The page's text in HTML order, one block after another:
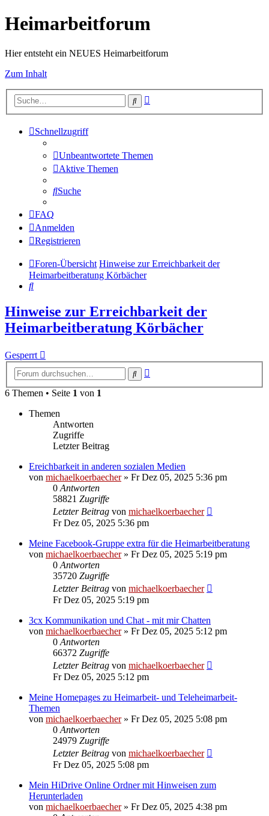
Heimarbeitforum
Hier entsteht ein NEUES Heimarbeitforum
Zum Inhalt
Suche
Schnellzugriff
Unbeantwortete Themen
Aktive Themen
Suche
FAQ
Anmelden
Registrieren
Foren-Übersicht Hinweise zur Erreichbarkeit der
Heimarbeitberatung Körbächer
Suche
Hinweise zur Erreichbarkeit der
Heimarbeitberatung Körbächer
Gesperrt
Suche
6 Themen • Seite 1 von 1
Themen
Antworten
Zugriffe
Letzter Beitrag
Ereichbarkeit in anderen sozialen Medien
von michaelkoerbaecher» Fr Dez 05, 2025 5:36 pm
0 Antworten
58821 Zugriffe
Letzter Beitrag von michaelkoerbaecher
Fr Dez 05, 2025 5:36 pm
Meine Facebook-Gruppe extra für die Heimarbeitberatung
von michaelkoerbaecher» Fr Dez 05, 2025 5:19 pm
0 Antworten
35720 Zugriffe
Letzter Beitrag von michaelkoerbaecher
Fr Dez 05, 2025 5:19 pm
3cx Kommunikation und Chat - mit mir Chatten
von michaelkoerbaecher» Fr Dez 05, 2025 5:12 pm
0 Antworten
66372 Zugriffe
Letzter Beitrag von michaelkoerbaecher
Fr Dez 05, 2025 5:12 pm
Meine Homepages zu Heimarbeit- und Teleheimarbeit-
Themen
von michaelkoerbaecher» Fr Dez 05, 2025 5:08 pm
0 Antworten
24979 Zugriffe
Letzter Beitrag von michaelkoerbaecher
Fr Dez 05, 2025 5:08 pm
Mein HiDrive Online Ordner mit Hinweisen zum
Herunterladen
von michaelkoerbaecher» Fr Dez 05, 2025 4:38 pm